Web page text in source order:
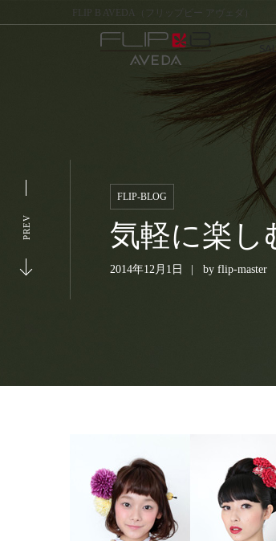
FLIP B AVEDA（フリップビー アヴェダ）
FLIP-BLOG
気軽に楽し
2014年12月1日 by flip-master
PREV